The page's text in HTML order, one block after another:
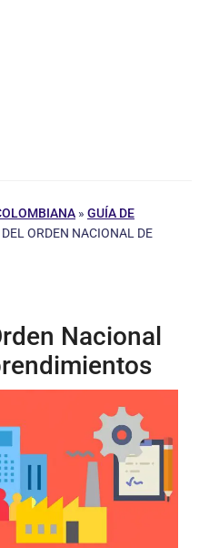
» GUÍA DE
ORDEN NACIONAL DE
Nacional